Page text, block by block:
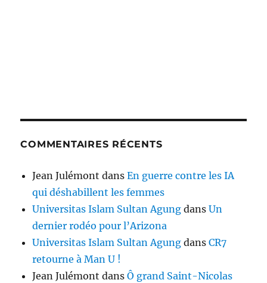
COMMENTAIRES RÉCENTS
Jean Julémont dansEn guerre contre les IA
qui déshabillent les femmes
Universitas Islam Sultan Agung dansUn
dernier rodéo pour l’Arizona
Universitas Islam Sultan Agung dansCR7
retourne à Man U !
Jean Julémont dansÔ grand Saint-Nicolas